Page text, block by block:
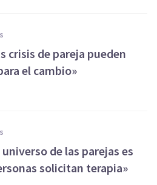
crisis de pareja pueden
el cambio»
de las parejas es
solicitan terapia»